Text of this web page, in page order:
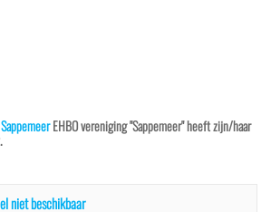
EHBO vereniging "Sappemeer" heeft zijn/haar
niet beschikbaar